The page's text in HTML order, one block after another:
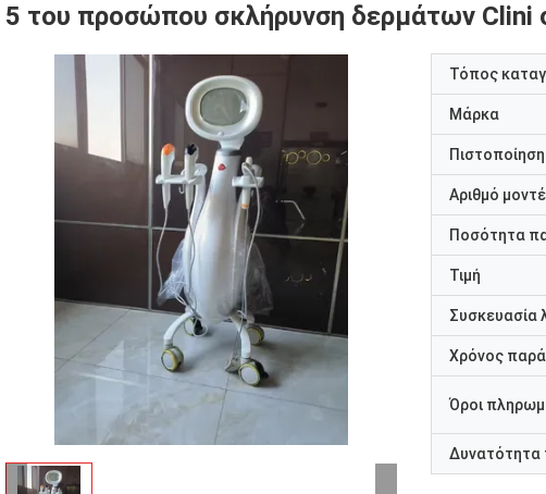
5 του προσώπου σκλήρυνση δερμάτων Clini
Τόπος
Μάρκα
Πιστοποίηση
Αριθμό
Ποσότητα
Τιμή
Συσκευασία
Χρόνος
Όροι